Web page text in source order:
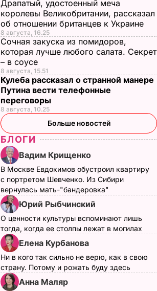
Драпатый, удостоенный меча
королевы Великобритании, рассказал
об отношении британцев к Украине
8 августа, 16.25
Сочная закуска из помидоров,
которая лучше любого салата. Секрет
– в соусе
8 августа, 15.51
Кулеба рассказал о странной манере
Путина вести телефонные
переговоры
8 августа, 10.25
Больше новостей
БЛОГИ
Вадим Крищенко
В Москве Евдокимов обустроил квартиру
с портретом Шевченко. Из Сибири
вернулась мать-"бандеровка"
Юрий Рыбчинский
О ценности культуры вспоминают лишь
тогда, когда ее столпы лежат в могилах
Елена Курбанова
Ни в кого так сильно не верю, как в свою
страну. Потому и рожать буду здесь
Анна Маляр